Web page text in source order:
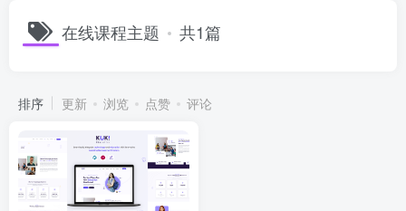
在线课程主题 共1篇
排序 更新 浏览 点赞 评论